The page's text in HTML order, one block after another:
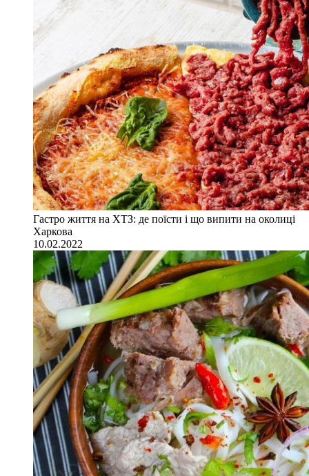
Гастро життя на ХТЗ: де поїсти і що випити на околиці
Харкова
10.02.2022